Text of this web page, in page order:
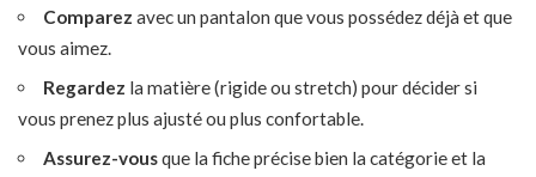
Comparez avec un pantalon que vous possédez déjà et que
vous aimez.
Regardez la matière (rigide ou stretch) pour décider si
vous prenez plus ajusté ou plus confortable.
Assurez-vousque la fiche précise bien la catégorie et la